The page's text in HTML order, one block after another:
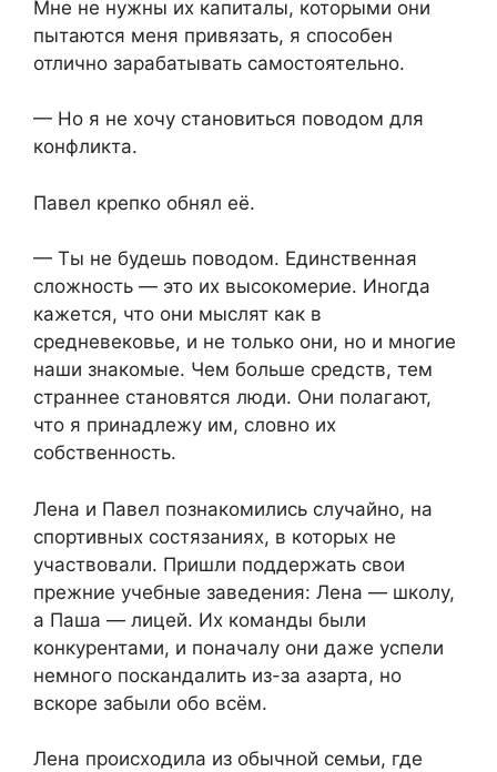
Мне не нужны их капиталы, которыми они
пытаются меня привязать, я способен
отлично зарабатывать самостоятельно.
— Но я не хочу становиться поводом для
конфликта.
Павел крепко обнял её.
— Ты не будешь поводом. Единственная
сложность — это их высокомерие. Иногда
кажется, что они мыслят как в
средневековье, и не только они, но и многие
наши знакомые. Чем больше средств, тем
страннее становятся люди. Они полагают,
что я принадлежу им, словно их
собственность.
Лена и Павел познакомились случайно, на
спортивных состязаниях, в которых не
участвовали. Пришли поддержать свои
прежние учебные заведения: Лена — школу,
а Паша — лицей. Их команды были
конкурентами, и поначалу они даже успели
немного поскандалить из-за азарта, но
вскоре забыли обо всём.
Лена происходила из обычной семьи, где